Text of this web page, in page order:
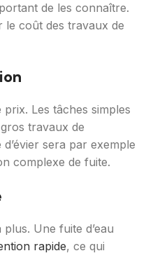
de les connaître.
le coût des travaux de
Les tâches simples
travaux de
sera par exemple
complexe de fuite.
Une fuite d’eau
rapide, ce qui